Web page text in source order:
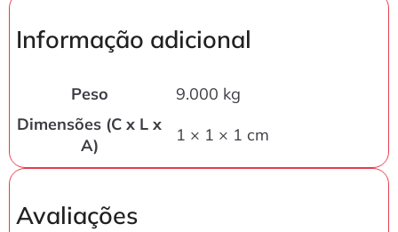
Informação adicional
Peso
9.000 kg
Dimensões (C x L x
A)
1 × 1 × 1 cm
Avaliações